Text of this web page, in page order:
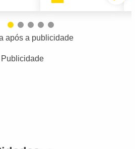
após a publicidade
Publicidade